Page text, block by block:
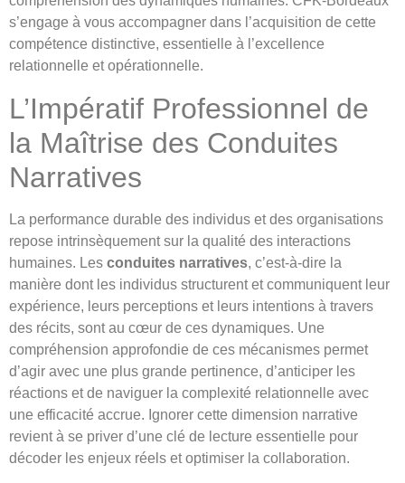
s’engage à vous accompagner dans l’acquisition de cette
compétence distinctive, essentielle à l’excellence
relationnelle et opérationnelle.
L’Impératif Professionnel de
la Maîtrise des Conduites
Narratives
La performance durable des individus et des organisations
repose intrinsèquement sur la qualité des interactions
humaines. Les conduites narratives, c’est-à-dire la
manière dont les individus structurent et communiquent leur
expérience, leurs perceptions et leurs intentions à travers
des récits, sont au cœur de ces dynamiques. Une
compréhension approfondie de ces mécanismes permet
d’agir avec une plus grande pertinence, d’anticiper les
réactions et de naviguer la complexité relationnelle avec
une efficacité accrue. Ignorer cette dimension narrative
revient à se priver d’une clé de lecture essentielle pour
décoder les enjeux réels et optimiser la collaboration.